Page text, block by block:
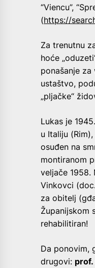
“Viencu”,
(https://
Za trenutnu
hoće
ponašanje za
ustaštvo,
„pljačke“
Lukas je
u Italiju
osuđen na
montiranom
veljače 1958.
Vinkovci
za obitelj
Županijskom
rehabilitiran!
Da ponovim,
drugovi: prof.